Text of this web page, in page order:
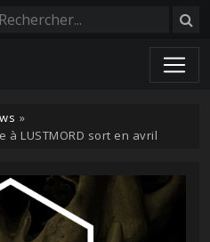
»
LUSTMORD sort en avril